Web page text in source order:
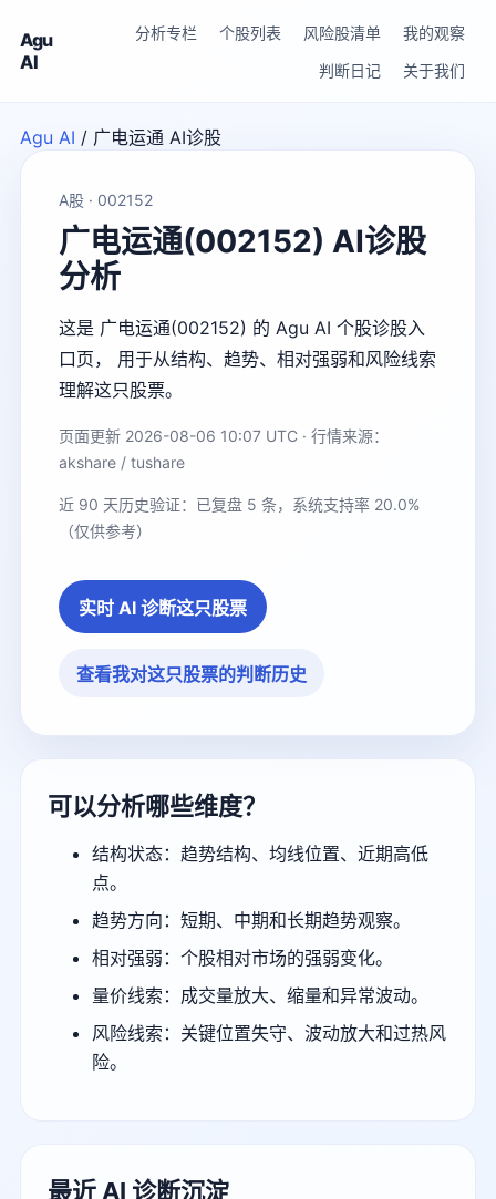
Agu
AI
分析专栏 个股列表 风险股清单
我的观察
判断日记
关于我们
Agu AI / 广电运通 AI诊股
A股 · 002152
广电运通(002152) AI诊股
分析
这是 广电运通(002152) 的 Agu AI 个股诊股入
口页， 用于从结构、趋势、相对强弱和风险线索
理解这只股票。
页面更新 2026-08-06 10:07 UTC · 行情来源：
akshare / tushare
近 90 天历史验证：已复盘 5 条，系统支持率 20.0%
（仅供参考）
实时 AI 诊断这只股票
查看我对这只股票的判断历史
可以分析哪些维度？
结构状态：趋势结构、均线位置、近期高低
点。
趋势方向：短期、中期和长期趋势观察。
相对强弱：个股相对市场的强弱变化。
量价线索：成交量放大、缩量和异常波动。
风险线索：关键位置失守、波动放大和过热风
险。
最近 AI 诊断沉淀